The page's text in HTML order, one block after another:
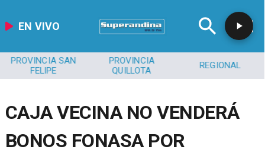
EN VIVO
PROVINCIA SAN
FELIPE
PROVINCIA
QUILLOTA
REGIONAL
CAJA VECINA NO VENDERÁ
BONOS FONASA POR